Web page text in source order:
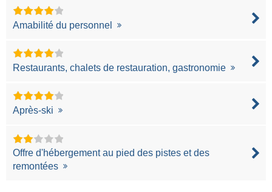
Amabilité du personnel
Restaurants, chalets de restauration, gastronomie
Après-ski
Offre d'hébergement au pied des pistes et des
remontées